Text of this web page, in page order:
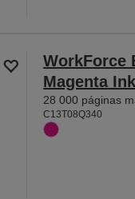
WorkForce
Magenta Ink
28 000 páginas
C13T08Q340